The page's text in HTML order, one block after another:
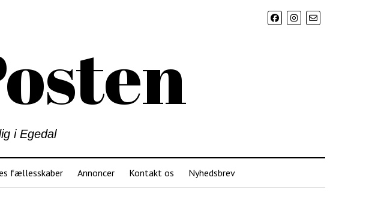
i Egedal
fællesskaber Annoncer Kontakt os Nyhedsbrev